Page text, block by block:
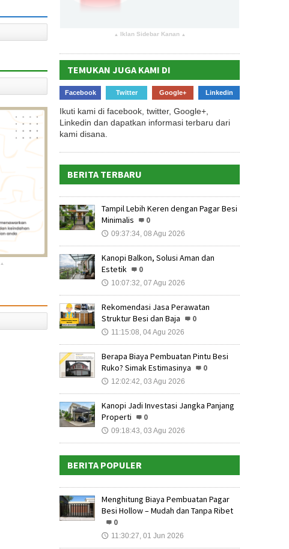
▴
▴ Iklan Sidebar Kanan ▴
TEMUKAN JUGA KAMI DI
Facebook Twitter Google+ Linkedin
Ikuti kami di facebook, twitter, Google+,
Linkedin dan dapatkan informasi terbaru dari
kami disana.
BERITA TERBARU
Tampil Lebih Keren dengan Pagar Besi
Minimalis
0
🕔 09:37:34, 08 Agu 2026
Kanopi Balkon, Solusi Aman dan
Estetik
0
🕔 10:07:32, 07 Agu 2026
Rekomendasi Jasa Perawatan
Struktur Besi dan Baja
0
🕔 11:15:08, 04 Agu 2026
Berapa Biaya Pembuatan Pintu Besi
Ruko? Simak Estimasinya
0
🕔 12:02:42, 03 Agu 2026
Kanopi Jadi Investasi Jangka Panjang
Properti
0
🕔 09:18:43, 03 Agu 2026
BERITA POPULER
Menghitung Biaya Pembuatan Pagar
Besi Hollow – Mudah dan Tanpa Ribet
0
🕔 11:30:27, 01 Jun 2026